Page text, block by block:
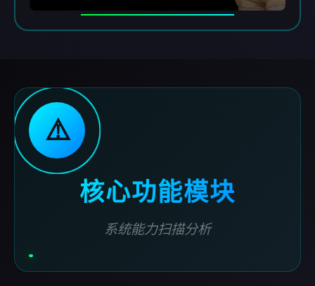
⚠️
核心功能模块
系统能力扫描分析